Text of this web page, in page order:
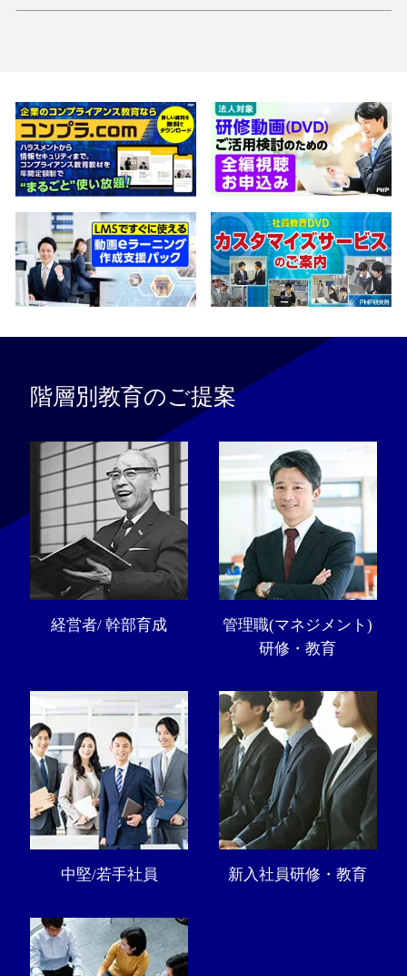
階層別教育のご提案
経営者/ 幹部育成
管理職(マネジメント)
研修・教育
中堅/若手社員 新入社員研修・教育